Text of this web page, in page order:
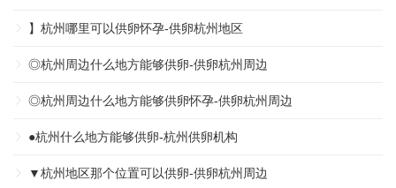
】杭州哪里可以供卵怀孕-供卵杭州地区
◎杭州周边什么地方能够供卵-供卵杭州周边
◎杭州周边什么地方能够供卵怀孕-供卵杭州周边
●杭州什么地方能够供卵-杭州供卵机构
▼杭州地区那个位置可以供卵-供卵杭州周边